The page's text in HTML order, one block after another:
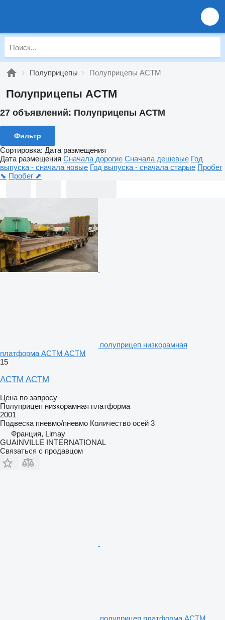
Полуприцепы Полуприцепы ACTM
Полуприцепы ACTM
27 объявлений: Полуприцепы ACTM
Фильтр
Сортировка: Дата размещения
Дата размещения Сначала дорогие Сначала дешевые Год
выпуска - сначала новые Год выпуска - сначала старые Пробег
⬊ Пробег ⬈
полуприцеп низкорамная
платформа ACTM ACTM
15
ACTM ACTM
Цена по запросу
Полуприцеп низкорамная платформа
2001
Подвеска пневмо/пневмо Количество осей 3
Франция, Limay
GUAINVILLE INTERNATIONAL
Связаться с продавцом
полуприцеп платформа ACTM